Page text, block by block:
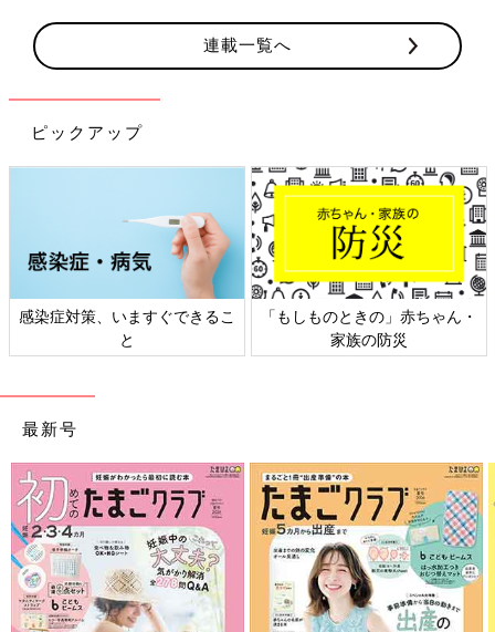
連載一覧へ
ピックアップ
感染症対策、いますぐできるこ
と
「もしものときの」赤ちゃん・
家族の防災
最新号